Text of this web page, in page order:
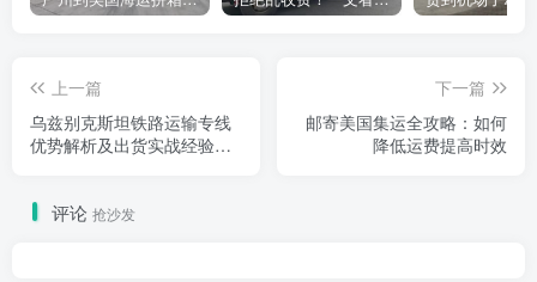
上一篇
乌兹别克斯坦铁路运输专线
优势解析及出货实战经验分
下一篇
邮寄美国集运全攻略：如何
降低运费提高时效
评论 抢沙发